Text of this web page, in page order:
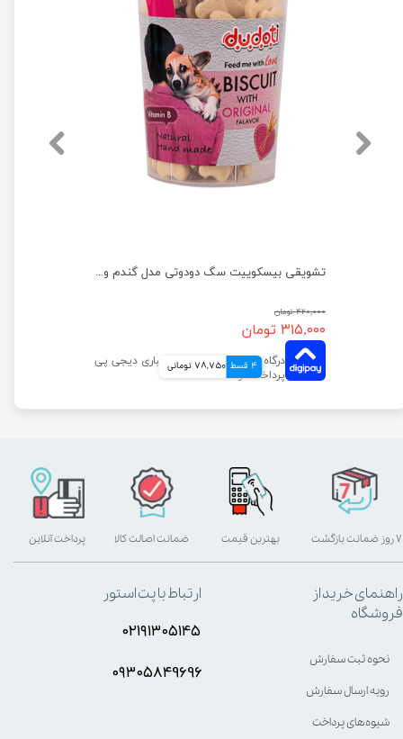
تشویقی بیسکوییت سگ دودوتی مدل گندم وزن 150 گرم
۴۲۰,۰۰۰ تومان
۳۱۵,۰۰۰ تومان
4 قسط 78,750 تومانی
بهترین قیمت پرداخت آنلاین ۷ روز ضمانت بازگشت ضمانت اصالت کالا
راهنمای خرید از
فروشگاه
نحوه ثبت سفارش
رویه ارسال سفارش
شیوه‌های پرداخت
ارتباط با پت استور
۰۲۱۹۱۳۰۵۱۴۵
۰۹۳۰۵8۴9696